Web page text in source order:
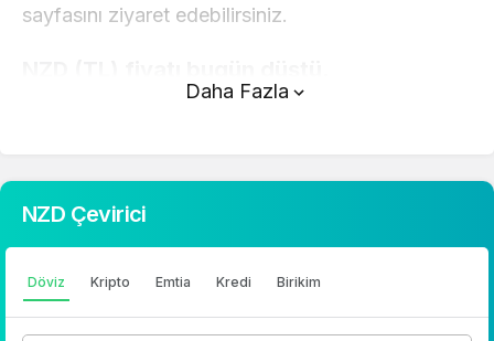
sayfasını ziyaret edebilirsiniz.
göstermiştir..
yer alan çevirici aracını kullanarak mevcut fiyatlar
üzerinden hızlı ve kolay bir şekilde çevirme
Daha Fazla
NZD Çevirici
Döviz Kripto Emtia Kredi Birikim